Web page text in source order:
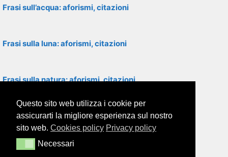
Frasi sull’acqua: aforismi, citazioni
Frasi sulla luna: aforismi, citazioni
Frasi sulla natura: aforismi, citazioni
Frasi sul vento: aforismi, citazioni
Frasi sul corpo umano: aforismi, citazioni
Questo sito web utilizza i cookie per
assicurarti la migliore esperienza sul nostro
sito web. Cookies policy Privacy policy
NecessariNecessari